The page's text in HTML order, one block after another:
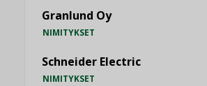
Granlund Oy
NIMITYKSET
Schneider Electric
NIMITYKSET